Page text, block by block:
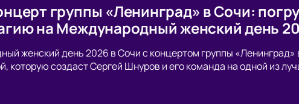
группы «Ленинград» в Сочи:
на Международный женский день
женский день 2026 в Сочи с концертом группы
которую создаст Сергей Шнуров и его команда на одной из